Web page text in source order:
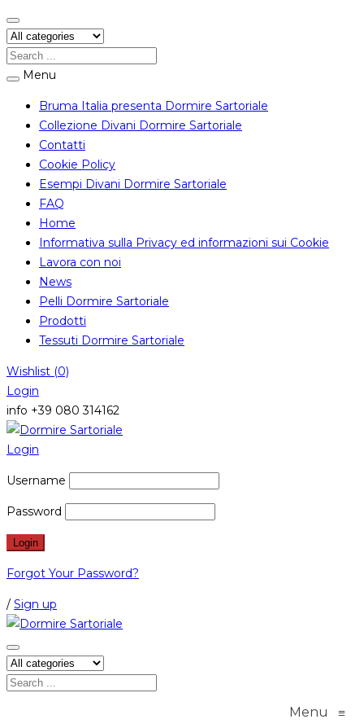
Menu
Bruma Italia presenta Dormire Sartoriale
Collezione Divani Dormire Sartoriale
Contatti
Cookie Policy
Esempi Divani Dormire Sartoriale
FAQ
Home
Informativa sulla Privacy ed informazioni sui Cookie
Lavora con noi
News
Pelli Dormire Sartoriale
Prodotti
Tessuti Dormire Sartoriale
Wishlist (0)
Login
info +39 080 314162
Login
Username
Password
Forgot Your Password?
/ Sign up
Menu ≡